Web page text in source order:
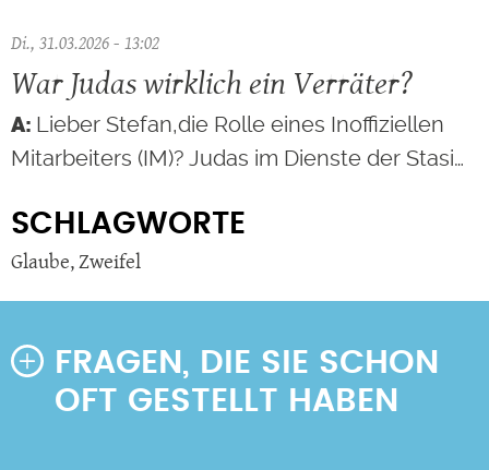
Di., 31.03.2026 - 13:02
War Judas wirklich ein Verräter?
Lieber Stefan,die Rolle eines Inoffiziellen
Mitarbeiters (IM)? Judas im Dienste der Stasi…
SCHLAGWORTE
Glaube,Zweifel
FRAGEN, DIE SIE SCHON
OFT GESTELLT HABEN